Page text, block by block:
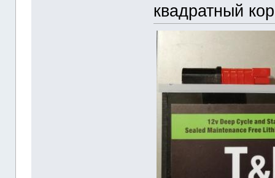
квадратный